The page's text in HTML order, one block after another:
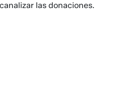
las donaciones.